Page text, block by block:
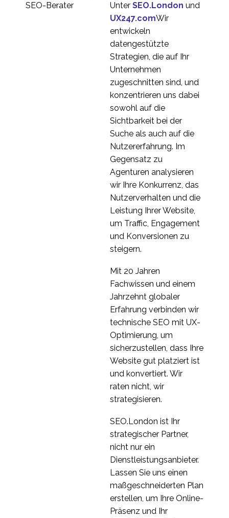
Interview-Reihe:
Einblicke in die UX-
Branche mit Nacho
2
Interview-Reihe:
Einblicke in die UX-
Branche mit William
1
Interview-Reihe:
Einblicke in die UX-
Branche mit Judith
1
Interview-Reihe: UX-
Brancheneinblicke mit
Adriano Schmidt
1
Interview-Reihe:
Einblicke in die UX-
Branche mit Glenn
1
Interview-Reihe:
Einblicke in die UX-
Branche mit Ian Pardoe
1
Warum Usability-
Experten Vielfalt
Interview-Reihe:
Einblicke in die UX-
Branche mit Hina Elton1
Unter SEO.London und
UX247.comWir
entwickeln
datengestützte
Strategien, die auf Ihr
Unternehmen
zugeschnitten sind, und
konzentrieren uns dabei
sowohl auf die
Sichtbarkeit bei der
Suche als auch auf die
Nutzererfahrung. Im
Gegensatz zu
Agenturen analysieren
wir Ihre Konkurrenz, das
Nutzerverhalten und die
Leistung Ihrer Website,
um Traffic, Engagement
und Konversionen zu
steigern.
Mit 20 Jahren
Fachwissen und einem
Jahrzehnt globaler
Erfahrung verbinden wir
technische SEO mit UX-
Optimierung, um
sicherzustellen, dass Ihre
Website gut platziert ist
und konvertiert. Wir
raten nicht, wir
strategisieren.
SEO.London ist Ihr
strategischer Partner,
nicht nur ein
Dienstleistungsanbieter.
Lassen Sie uns einen
maßgeschneiderten Plan
erstellen, um Ihre Online-
Präsenz und Ihr